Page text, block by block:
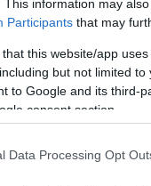
This information may
Participants that may
that this website/app
but not limited
to Google and its third-
consent section.
Data Processing Opt
edizioni
bisogna
torneo maschile
Kenin. La
sempre per gli